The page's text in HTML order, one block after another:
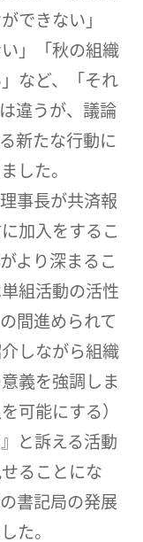
できない」
」「秋の組織
など、「それ
違うが、議論
新たな行動に
した。
事長が共済報
加入をするこ
より深まるこ
組活動の活性
間進められて
しながら組織
義を強調しま
可能にする）
と訴える活動
ることにな
書記局の発展
た。